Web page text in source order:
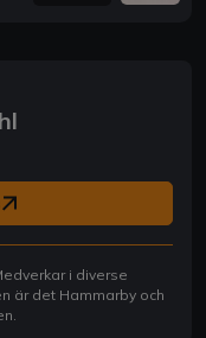
i diverse
är det Hammarby och